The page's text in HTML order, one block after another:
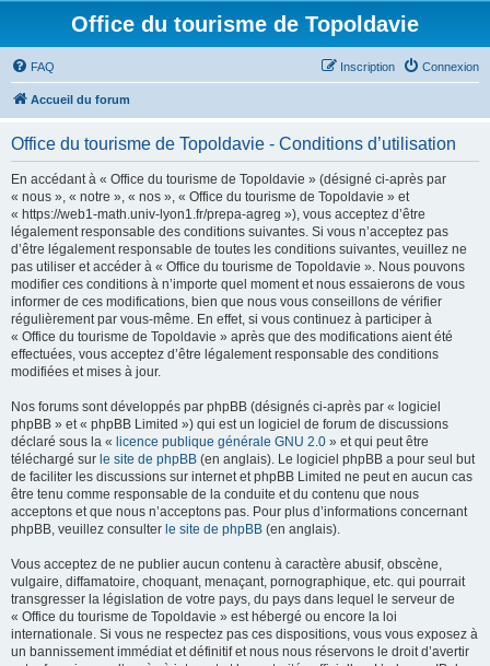
Office du tourisme de Topoldavie
FAQ Connexion
Inscription
Accueil du forum
Office du tourisme de Topoldavie - Conditions d’utilisation
En accédant à « Office du tourisme de Topoldavie » (désigné ci-après par
« nous », « notre », « nos », « Office du tourisme de Topoldavie » et
« https://web1-math.univ-lyon1.fr/prepa-agreg »), vous acceptez d’être
légalement responsable des conditions suivantes. Si vous n’acceptez pas
d’être légalement responsable de toutes les conditions suivantes, veuillez ne
pas utiliser et accéder à « Office du tourisme de Topoldavie ». Nous pouvons
modifier ces conditions à n’importe quel moment et nous essaierons de vous
informer de ces modifications, bien que nous vous conseillons de vérifier
régulièrement par vous-même. En effet, si vous continuez à participer à
« Office du tourisme de Topoldavie » après que des modifications aient été
effectuées, vous acceptez d’être légalement responsable des conditions
modifiées et mises à jour.
Nos forums sont développés par phpBB (désignés ci-après par « logiciel
phpBB » et « phpBB Limited ») qui est un logiciel de forum de discussions
déclaré sous la « licence publique générale GNU 2.0 » et qui peut être
téléchargé sur le site de phpBB (en anglais). Le logiciel phpBB a pour seul but
de faciliter les discussions sur internet et phpBB Limited ne peut en aucun cas
être tenu comme responsable de la conduite et du contenu que nous
acceptons et que nous n’acceptons pas. Pour plus d’informations concernant
phpBB, veuillez consulter le site de phpBB (en anglais).
Vous acceptez de ne publier aucun contenu à caractère abusif, obscène,
vulgaire, diffamatoire, choquant, menaçant, pornographique, etc. qui pourrait
transgresser la législation de votre pays, du pays dans lequel le serveur de
« Office du tourisme de Topoldavie » est hébergé ou encore la loi
internationale. Si vous ne respectez pas ces dispositions, vous vous exposez à
un bannissement immédiat et définitif et nous nous réservons le droit d’avertir